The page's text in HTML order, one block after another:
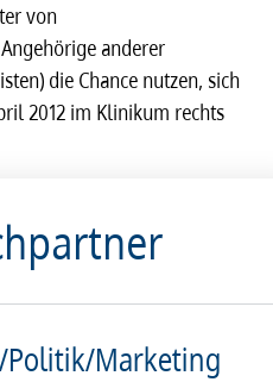
von
anderer
die Chance nutzen, sich
2012 im Klinikum rechts
Marketing